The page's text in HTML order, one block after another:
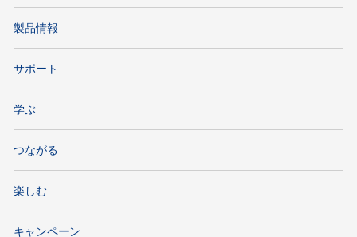
製品情報
サポート
学ぶ
つながる
楽しむ
キャンペーン